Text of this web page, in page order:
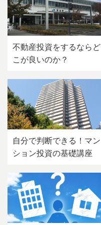
不動産投資をするならど
こが良いのか？
自分で判断できる！マン
ション投資の基礎講座